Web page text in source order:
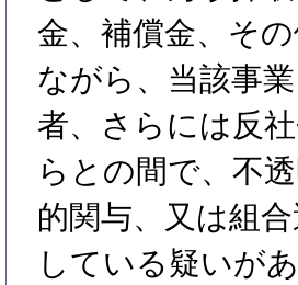
金、補償金、そ
ながら、当該事
者、さらには反
らとの間で、不
的関与、又は組
している疑いが